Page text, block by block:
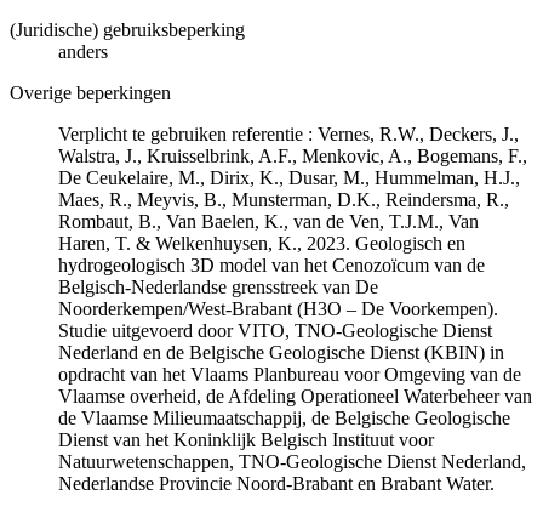
(Juridische) gebruiksbeperking
anders
Overige beperkingen
Verplicht te gebruiken referentie : Vernes, R.W., Deckers, J.,
Walstra, J., Kruisselbrink, A.F., Menkovic, A., Bogemans, F.,
De Ceukelaire, M., Dirix, K., Dusar, M., Hummelman, H.J.,
Maes, R., Meyvis, B., Munsterman, D.K., Reindersma, R.,
Rombaut, B., Van Baelen, K., van de Ven, T.J.M., Van
Haren, T. & Welkenhuysen, K., 2023. Geologisch en
hydrogeologisch 3D model van het Cenozoïcum van de
Belgisch-Nederlandse grensstreek van De
Noorderkempen/West-Brabant (H3O – De Voorkempen).
Studie uitgevoerd door VITO, TNO-Geologische Dienst
Nederland en de Belgische Geologische Dienst (KBIN) in
opdracht van het Vlaams Planbureau voor Omgeving van de
Vlaamse overheid, de Afdeling Operationeel Waterbeheer van
de Vlaamse Milieumaatschappij, de Belgische Geologische
Dienst van het Koninklijk Belgisch Instituut voor
Natuurwetenschappen, TNO-Geologische Dienst Nederland,
Nederlandse Provincie Noord-Brabant en Brabant Water.